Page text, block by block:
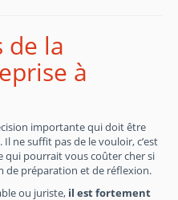
de la
à
importante qui doit être
ne suffit pas de le vouloir, c’est
qui pourrait vous coûter cher si
de préparation et de réflexion.
ou juriste, il est fortement